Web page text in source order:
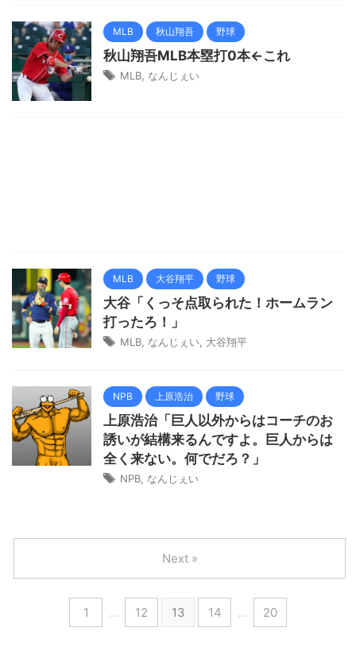
MLB 秋山翔吾 野球
秋山翔吾MLB本塁打0本←これ
MLB なんじぇい
MLB 大谷翔平 野球
大谷「くっそ点取られた！ホームラン
打ったろ！」
MLB なんじぇい 大谷翔平
NPB 上原浩治 野球
上原浩治「巨人以外からはコーチのお
誘いが結構来るんですよ。巨人からは
全く来ない。何でだろ？」
NPB なんじぇい
1 … 12 13 14 … 20
Next »